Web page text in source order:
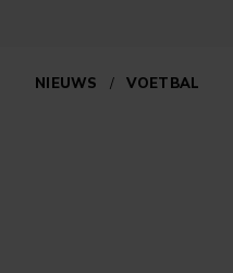
NIEUWS / VOETBAL